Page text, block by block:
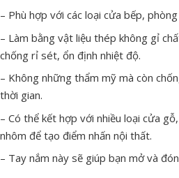
– Phù hợp với các loại cửa bếp,
– Làm bằng vật liệu thép không gỉ
chống rỉ sét, ổn định nhiệt độ.
– Không những thẩm mỹ mà còn
thời gian.
– Có thể kết hợp với nhiều loại cửa
nhôm để tạo điểm nhấn nội thất.
– Tay nắm này sẽ giúp bạn mở và